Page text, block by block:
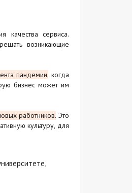
качества сервиса.
возникающие
пандемии, когда
бизнес может им
работников. Это
культуру, для